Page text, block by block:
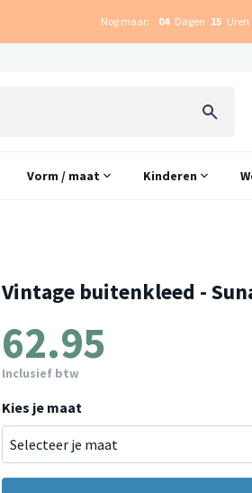
Nog maar: 04 Dagen 15 Uren
Vorm / maat Kinderen
Vintage buitenkleed -
62.95
Inclusief btw
Kies je maat